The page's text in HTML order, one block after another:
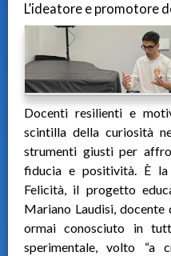
L’ideatore e promotore
Docenti resilienti e
scintilla della curiosità
strumenti giusti per
fiducia e positività. È la
Felicità, il progetto
Mariano Laudisi,
ormai conosciuto in
sperimentale, volto “a